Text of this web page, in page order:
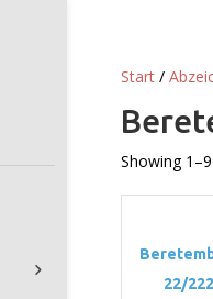
Start /
Showing
22/